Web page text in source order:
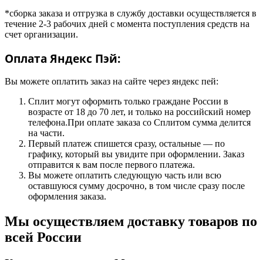
*сборка заказа и отгрузка в службу доставки осуществляется в
течение 2-3 рабочих дней с момента поступления средств на
счет организации.
Оплата Яндекс Пэй:
Вы можете оплатить заказ на сайте через яндекс пей:
Сплит могут оформить только граждане России в
возрасте от 18 до 70 лет, и только на российский номер
телефона.При оплате заказа со Сплитом сумма делится
на части.
Первый платеж спишется сразу, остальные — по
графику, который вы увидите при оформлении. Заказ
отправится к вам после первого платежа.
Вы можете оплатить следующую часть или всю
оставшуюся сумму досрочно, в том числе сразу после
оформления заказа.
Мы осуществляем доставку товаров по
всей России